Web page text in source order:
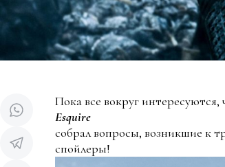
Пока все вокруг интересуются,
Esquire
собрал вопросы, возникшие к
спойлеры!